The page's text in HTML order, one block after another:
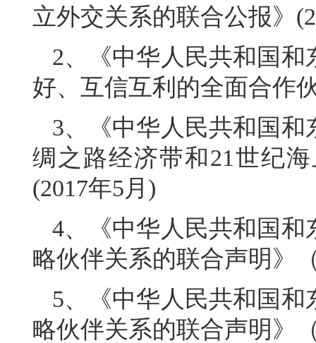
立外交关系的联合公报》
2、《中华人民共和国
好、互信互利的全面合作
3、《中华人民共和国
绸之路经济带和21世纪
(2017年5月)
4、《中华人民共和国
略伙伴关系的联合声明》
5、《中华人民共和国
略伙伴关系的联合声明》